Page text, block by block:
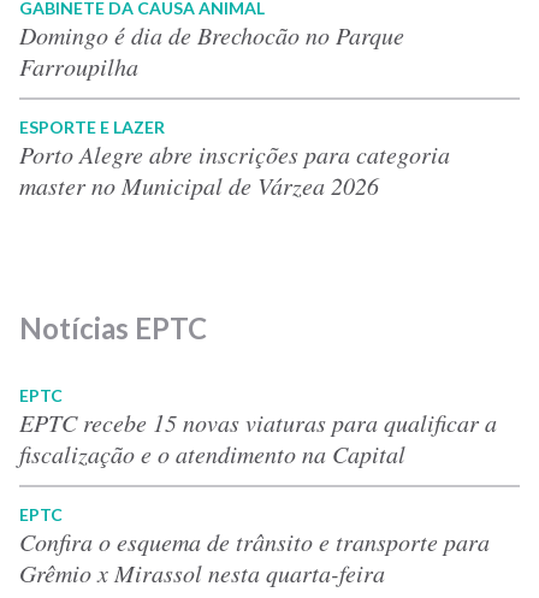
GABINETE DA CAUSA ANIMAL
Domingo é dia de Brechocão no Parque
Farroupilha
ESPORTE E LAZER
Porto Alegre abre inscrições para categoria
master no Municipal de Várzea 2026
Notícias EPTC
EPTC
EPTC recebe 15 novas viaturas para qualificar a
fiscalização e o atendimento na Capital
EPTC
Confira o esquema de trânsito e transporte para
Grêmio x Mirassol nesta quarta-feira